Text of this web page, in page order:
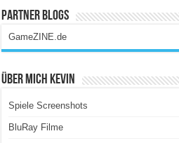
Partner Blogs
GameZINE.de
Über Mich Kevin
Spiele Screenshots
BluRay Filme